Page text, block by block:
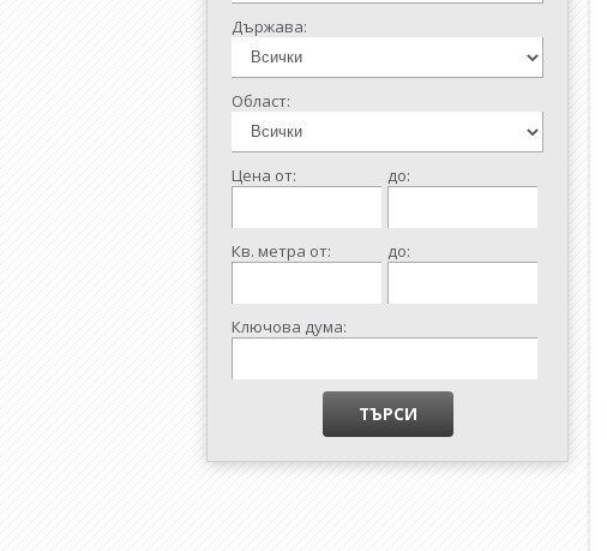
Държава:
Област:
Цена от: до:
Кв. метра от: до:
Ключова дума: